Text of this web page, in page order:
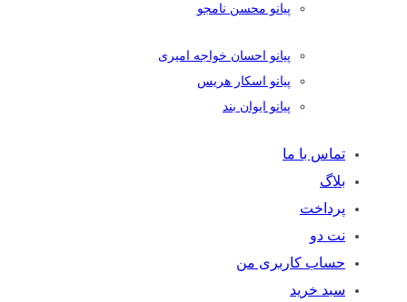
پیانو محسن نامجو
پیانو احسان خواجه امیری
پیانو اسکار هریس
پیانو ایوان بند
تماس با ما
بلاگ
پرداخت
نت دو
حساب کاربری من
سبد خرید